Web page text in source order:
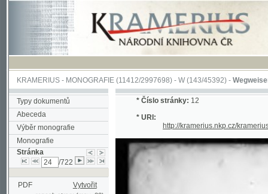
KRAMERIUS-MONOGRAFIE(11412/2997698) -W (143/45392)-Wegweiser durch
Typy dokumentů
Abeceda
Výběr monografie
Monografie
Stránka
/722
PDF Vytvořit
rozsah stran: (max. 20)
http://kramerius.nkp.cz/kramerius/